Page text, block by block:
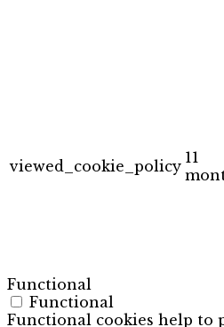
viewed_cookie_policy 11
Functional
Functional
Functional cookies help to